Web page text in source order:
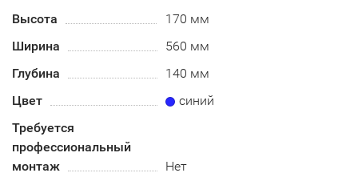
Высота
170 мм
Ширина
560 мм
Глубина
140 мм
Цвет
синий
Требуется
профессиональный
монтаж
Нет